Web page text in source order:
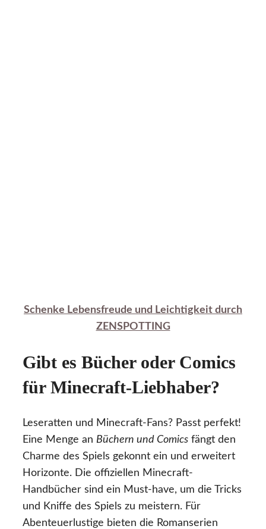
Schenke Lebensfreude und Leichtigkeit durch
ZENSPOTTING
Gibt es Bücher oder Comics
für Minecraft-Liebhaber?
Leseratten und Minecraft-Fans? Passt perfekt!
Eine Menge an Büchern und Comics fängt den
Charme des Spiels gekonnt ein und erweitert
Horizonte. Die offiziellen Minecraft-
Handbücher sind ein Must-have, um die Tricks
und Kniffe des Spiels zu meistern. Für
Abenteuerlustige bieten die Romanserien